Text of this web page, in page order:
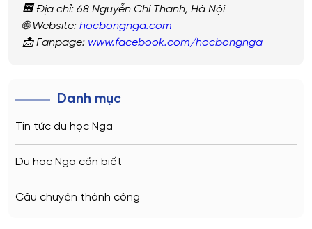
🏢 Địa chỉ: 68 Nguyễn Chí Thanh, Hà Nội
🌐 Website: hocbongnga.com
📩 Fanpage: www.facebook.com/hocbongnga
Danh mục
Tin tức du học Nga
Du học Nga cần biết
Câu chuyện thành công